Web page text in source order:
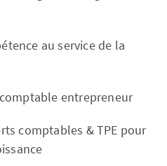
au service de la
entrepreneur
comptables & TPE pour